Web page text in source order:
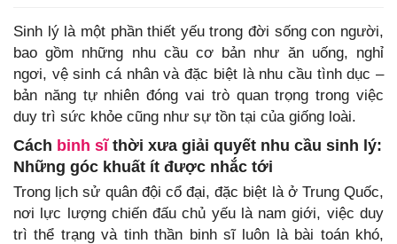
Sinh lý là một phần thiết yếu trong đời sống con người,
bao gồm những nhu cầu cơ bản như ăn uống, nghỉ
ngơi, vệ sinh cá nhân và đặc biệt là nhu cầu tình dục –
bản năng tự nhiên đóng vai trò quan trọng trong việc
duy trì sức khỏe cũng như sự tồn tại của giống loài.
Cách binh sĩthời xưa giải quyết nhu cầu sinh lý:
Những góc khuất ít được nhắc tới
Trong lịch sử quân đội cổ đại, đặc biệt là ở Trung Quốc,
nơi lực lượng chiến đấu chủ yếu là nam giới, việc duy
trì thể trạng và tinh thần binh sĩ luôn là bài toán khó,